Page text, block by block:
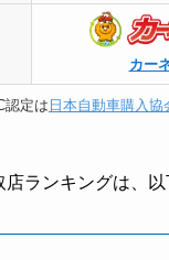
カー
定は 日本自動車購入協
店ランキングは、